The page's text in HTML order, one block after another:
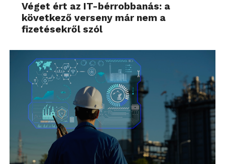
Véget ért az IT-bérrobbanás: a
következő verseny már nem a
fizetésekről szól